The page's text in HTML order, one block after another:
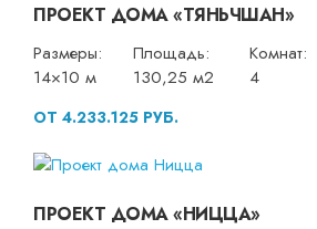
ПРОЕКТ ДОМА «ТЯНЬЧШАН»
Размеры:
14×10 м
Площадь:
130,25 м2
Комнат:
4
ОТ 4.233.125 РУБ.
ПРОЕКТ ДОМА «НИЦЦА»